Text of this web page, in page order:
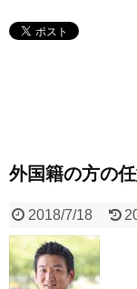
外国籍の方の
2018/7/18